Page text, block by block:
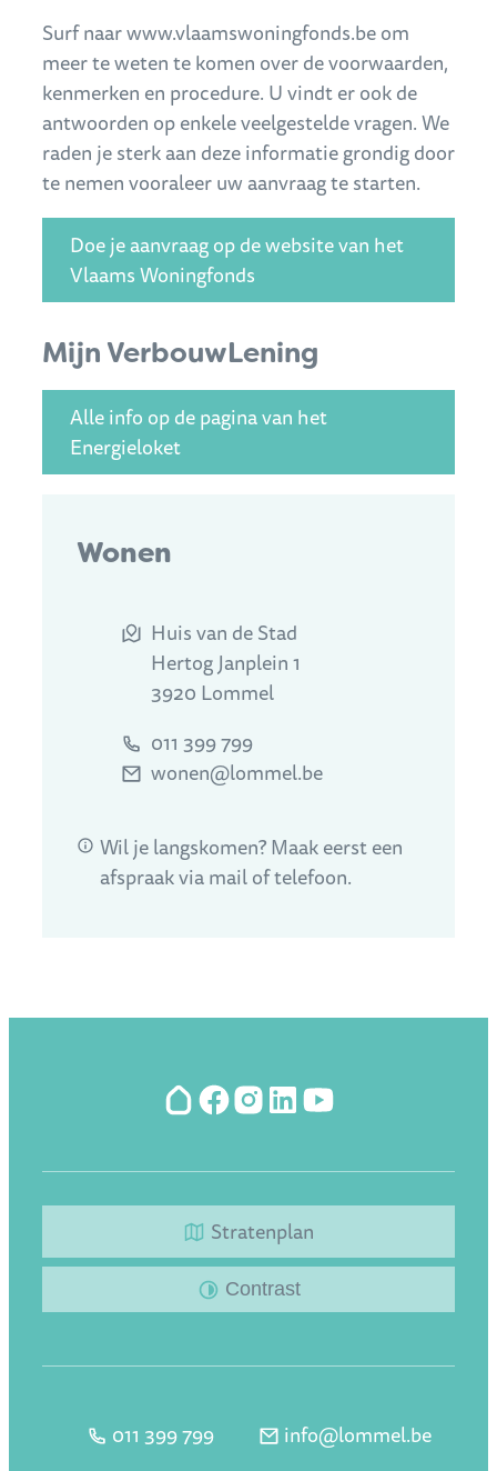
Surf naar www.vlaamswoningfonds.be om
meer te weten te komen over de voorwaarden,
kenmerken en procedure. U vindt er ook de
antwoorden op enkele veelgestelde vragen. We
raden je sterk aan deze informatie grondig door
te nemen vooraleer uw aanvraag te starten.
Doe je aanvraag op de website van het
Vlaams Woningfonds
Mijn VerbouwLening
Alle info op de pagina van het
Energieloket
Contact
Wonen
Adres
Huis van de Stad
Hertog Janplein 1
,3920 Lommel
011 399 799
E-mail wonen@lommel.be
Wil je langskomen? Maak eerst een
afspraak via mail of telefoon.
HoplrFacebook
Instagram
LinkedIn
YouTube
Stratenplan
Contrast
011 399 799
E-mail info@lommel.be